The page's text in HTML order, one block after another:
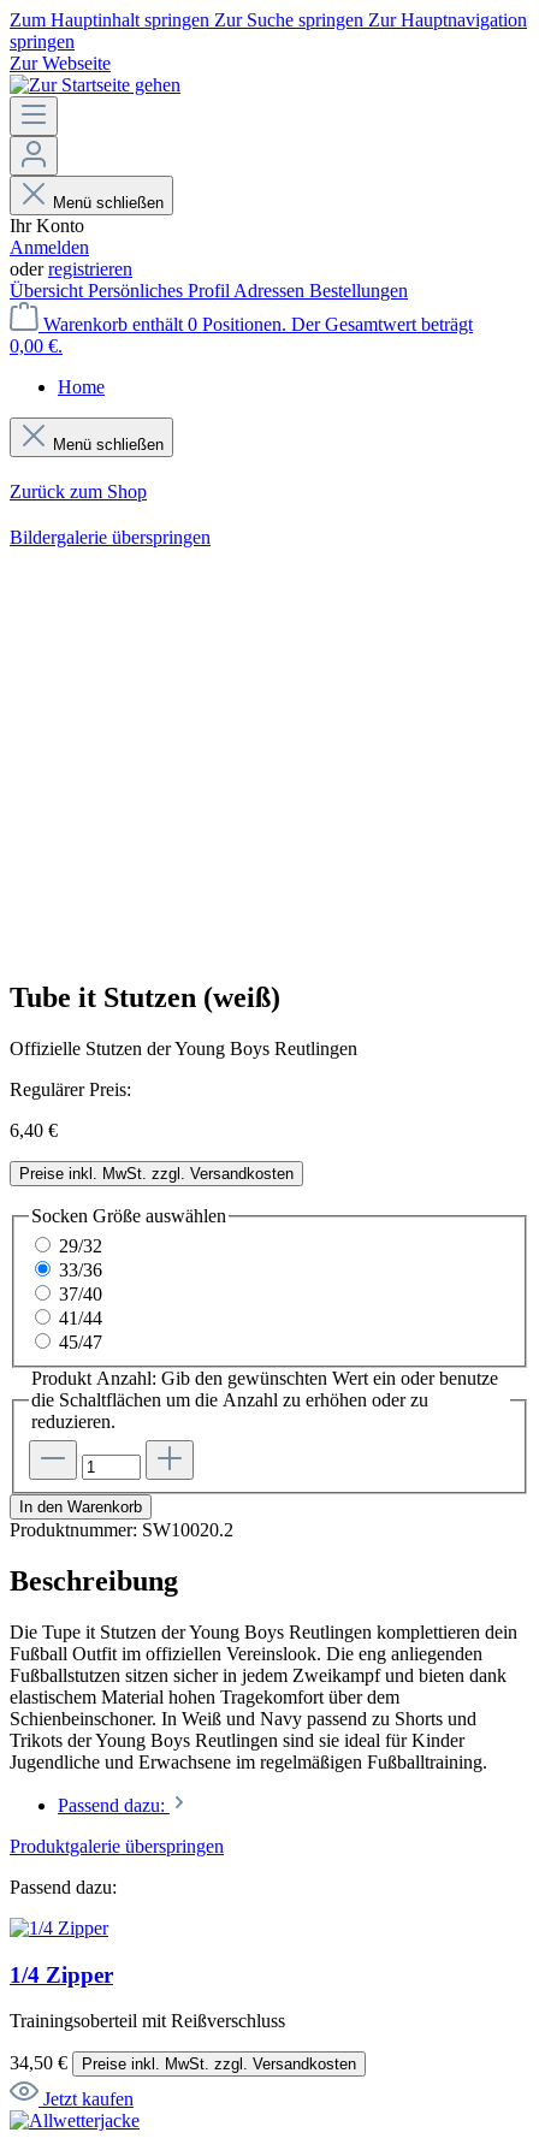
Zum Hauptinhalt springen Zur Suche springen Zur Hauptnavigation
springen
Zur Webseite
Menü schließen
Ihr Konto
Anmelden
oderregistrieren
Übersicht Persönliches Profil Adressen Bestellungen
Warenkorb enthält 0 Positionen. Der Gesamtwert beträgt
0,00 €.
Home
Menü schließen
Zurück zum Shop
Bildergalerie überspringen
Tube it Stutzen (weiß)
Offizielle Stutzen der Young Boys Reutlingen
Regulärer Preis:
6,40 €
Preise inkl. MwSt. zzgl. Versandkosten
Socken Größe auswählen
29/32
33/36
37/40
41/44
45/47
Produkt Anzahl: Gib den gewünschten Wert ein oder benutze
die Schaltflächen um die Anzahl zu erhöhen oder zu
reduzieren.
In den Warenkorb
Produktnummer: SW10020.2
Beschreibung
Die Tupe it Stutzen der Young Boys Reutlingen komplettieren dein
Fußball Outfit im offiziellen Vereinslook. Die eng anliegenden
Fußballstutzen sitzen sicher in jedem Zweikampf und bieten dank
elastischem Material hohen Tragekomfort über dem
Schienbeinschoner. In Weiß und Navy passend zu Shorts und
Trikots der Young Boys Reutlingen sind sie ideal für Kinder
Jugendliche und Erwachsene im regelmäßigen Fußballtraining.
Passend dazu:
Produktgalerie überspringen
Passend dazu:
1/4 Zipper
Trainingsoberteil mit Reißverschluss
34,50 € Preise inkl. MwSt. zzgl. Versandkosten
Jetzt kaufen